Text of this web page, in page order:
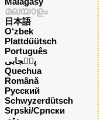
മലയാളം
日本語
O‘zbek
Plattdüütsch
Português
پن٘جابی
Quechua
Română
Русский
Schwyzerdütsch
Srpski/Српски